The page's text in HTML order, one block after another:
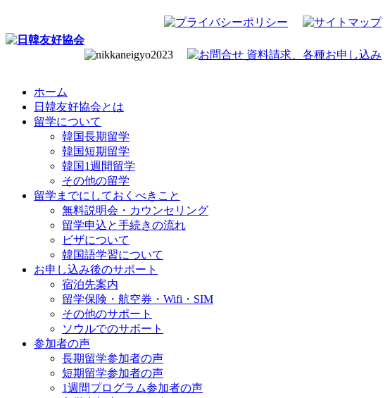
ホーム
日韓友好協会とは
留学について
韓国長期留学
韓国短期留学
韓国1週間留学
その他の留学
留学までにしておくべきこと
無料説明会・カウンセリング
留学申込と手続きの流れ
ビザについて
韓国語学習について
お申し込み後のサポート
宿泊先案内
留学保険・航空券・Wifi・SIM
その他のサポート
ソウルでのサポート
参加者の声
長期留学参加者の声
短期留学参加者の声
1週間プログラム参加者の声